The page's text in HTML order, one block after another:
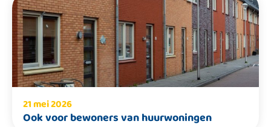
21 mei 2026
Ook voor bewoners van huurwoningen